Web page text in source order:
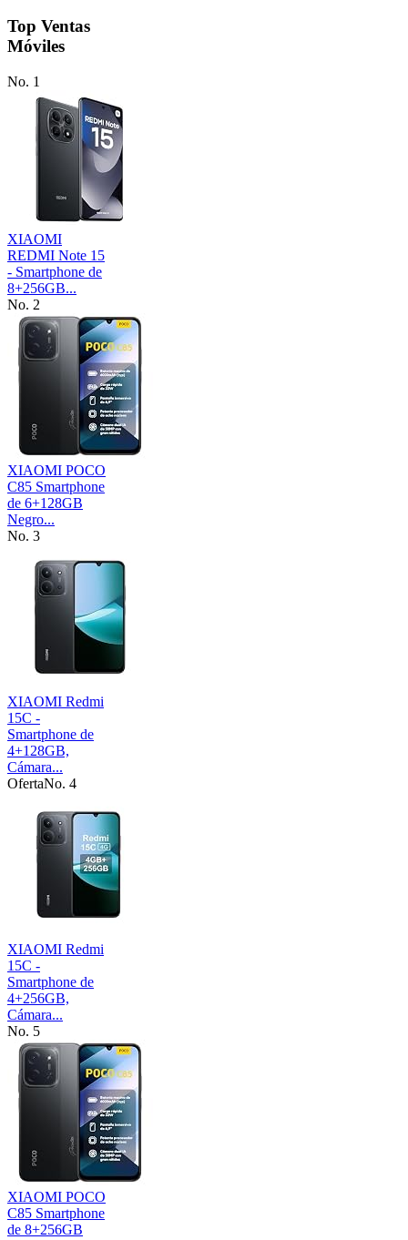
Top Ventas
Móviles
No. 1
XIAOMI
REDMI Note 15
- Smartphone de
8+256GB...
No. 2
XIAOMI POCO
C85 Smartphone
de 6+128GB
Negro...
No. 3
XIAOMI Redmi
15C -
Smartphone de
4+128GB,
Cámara...
OfertaNo. 4
XIAOMI Redmi
15C -
Smartphone de
4+256GB,
Cámara...
No. 5
XIAOMI POCO
C85 Smartphone
de 8+256GB